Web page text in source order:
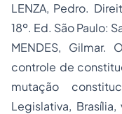
LENZA, Pedro.
18º. Ed. São Paulo:
MENDES,
controle de
mutação
Legislativa,